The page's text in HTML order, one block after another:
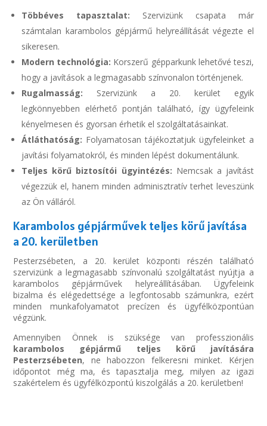
Többéves tapasztalat: Szervizünk csapata már
számtalan karambolos gépjármű helyreállítását végezte el
sikeresen.
Modern technológia: Korszerű gépparkunk lehetővé teszi,
hogy a javítások a legmagasabb színvonalon történjenek.
Rugalmasság: Szervizünk a 20. kerület egyik
legkönnyebben elérhető pontján található, így ügyfeleink
kényelmesen és gyorsan érhetik el szolgáltatásainkat.
Átláthatóság: Folyamatosan tájékoztatjuk ügyfeleinket a
javítási folyamatokról, és minden lépést dokumentálunk.
Teljes körű biztosítói ügyintézés: Nemcsak a javítást
végezzük el, hanem minden adminisztratív terhet leveszünk
az Ön válláról.
Karambolos gépjárművek teljes körű javítása
a 20. kerületben
Pesterzsébeten, a 20. kerület központi részén található
szervizünk a legmagasabb színvonalú szolgáltatást nyújtja a
karambolos gépjárművek helyreállításában. Ügyfeleink
bizalma és elégedettsége a legfontosabb számunkra, ezért
minden munkafolyamatot precízen és ügyfélközpontúan
végzünk.
Amennyiben Önnek is szüksége van professzionális
karambolos gépjármű teljes körű javítására
Pesterzsébeten, ne habozzon felkeresni minket. Kérjen
időpontot még ma, és tapasztalja meg, milyen az igazi
szakértelem és ügyfélközpontú kiszolgálás a 20. kerületben!